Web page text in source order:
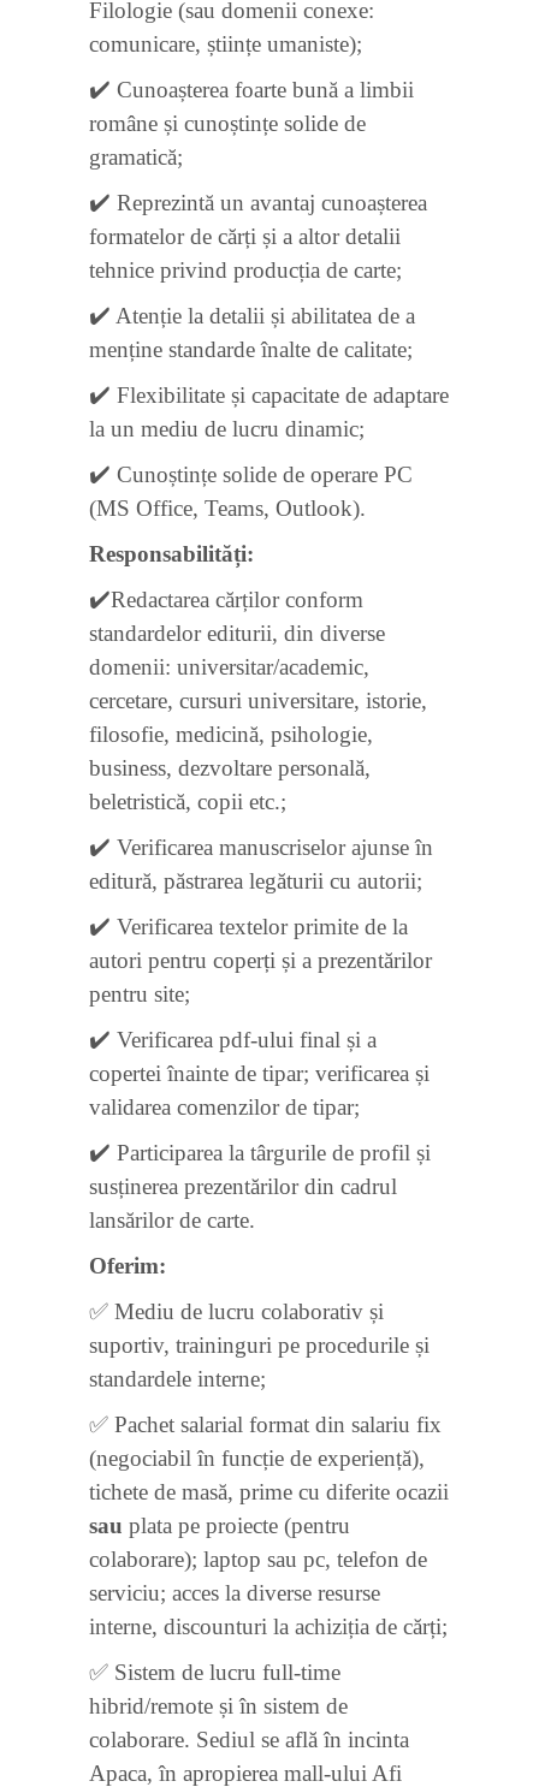
Filologie (sau domenii conexe:
comunicare, științe umaniste);
✔️ Cunoașterea foarte bună a limbii
române și cunoștințe solide de
gramatică;
✔️ Reprezintă un avantaj cunoașterea
formatelor de cărți și a altor detalii
tehnice privind producția de carte;
✔️ Atenție la detalii și abilitatea de a
menține standarde înalte de calitate;
✔️ Flexibilitate și capacitate de adaptare
la un mediu de lucru dinamic;
✔️ Cunoștințe solide de operare PC
(MS Office, Teams, Outlook).
Responsabilități:
✔️Redactarea cărților conform
standardelor editurii, din diverse
domenii: universitar/academic,
cercetare, cursuri universitare, istorie,
filosofie, medicină, psihologie,
business, dezvoltare personală,
beletristică, copii etc.;
✔️ Verificarea manuscriselor ajunse în
editură, păstrarea legăturii cu autorii;
✔️ Verificarea textelor primite de la
autori pentru coperți și a prezentărilor
pentru site;
✔️ Verificarea pdf-ului final și a
copertei înainte de tipar; verificarea și
validarea comenzilor de tipar;
✔️ Participarea la târgurile de profil și
susținerea prezentărilor din cadrul
lansărilor de carte.
Oferim:
✅ Mediu de lucru colaborativ și
suportiv, traininguri pe procedurile și
standardele interne;
✅ Pachet salarial format din salariu fix
(negociabil în funcție de experiență),
tichete de masă, prime cu diferite ocazii
sau plata pe proiecte (pentru
colaborare); laptop sau pc, telefon de
serviciu; acces la diverse resurse
interne, discounturi la achiziția de cărți;
✅ Sistem de lucru full-time
hibrid/remote și în sistem de
colaborare. Sediul se află în incinta
Apaca, în apropierea mall-ului Afi